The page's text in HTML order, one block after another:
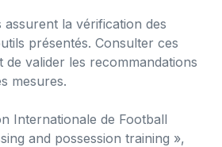
assurent la vérification des
présentés. Consulter ces
valider les recommandations
mesures.
Internationale de Football
and possession training »,